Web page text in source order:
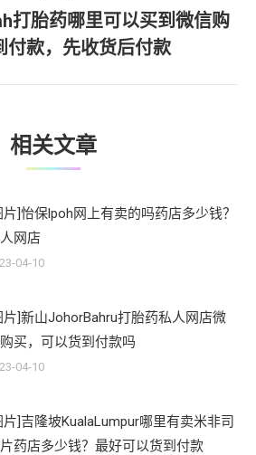
下
一
文
打胎药哪里可以买到微信购
付款，先收货后付款
相关文章
片]怡保lpoh网上有卖的吗药店多少钱？
网店
04-10
片]新山JohorBahru打胎药私人网店微
买，可以货到付款吗
04-10
片]吉隆坡KualaLumpur哪里有卖米非司
药店多少钱？最好可以货到付款